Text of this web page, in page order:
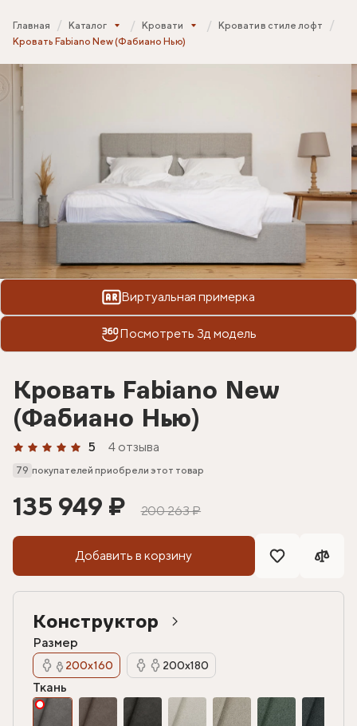
Главная Каталог Кровати
Кровати в стиле лофт
Кровать Fabiano New (Фабиано Нью)
Виртуальная примерка
Посмотреть 3д модель
Кровать Fabiano New
(Фабиано Нью)
5 4 отзыва
79 покупателей приобрели этот товар
135 949 ₽ 200 263 ₽
Добавить в корзину
Конструктор
Размер
200х160 200х180
Ткань